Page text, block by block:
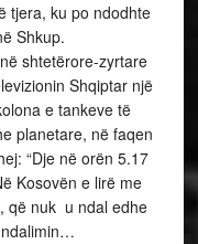
tjera, ku po ndodhte
Shkup.
shtetërore-zyrtare
Shqiptar një
e tankeve të
planetare, në faqen
“Dje në orën 5.17
Kosovën e lirë me
që nuk u ndal edhe
ndalimin…